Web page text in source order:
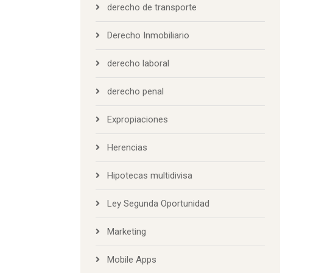
derecho de transporte
Derecho Inmobiliario
derecho laboral
derecho penal
Expropiaciones
Herencias
Hipotecas multidivisa
Ley Segunda Oportunidad
Marketing
Mobile Apps